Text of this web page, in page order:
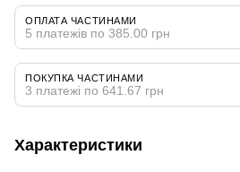
ОПЛАТА ЧАСТИНАМИ
5 платежів по 385.00 грн
ПОКУПКА ЧАСТИНАМИ
3 платежі по 641.67 грн
Характеристики